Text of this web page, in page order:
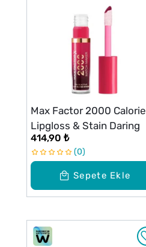
Sepete Ekle
Max Factor 2000 Calorie
Lipgloss & Stain Daring
414,90 ₺
0